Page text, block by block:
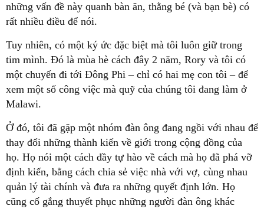
những vấn đề này quanh bàn ăn, thằng bé (và bạn bè) có
rất nhiều điều để nói.
Tuy nhiên, có một ký ức đặc biệt mà tôi luôn giữ trong
tim mình. Đó là mùa hè cách đây 2 năm, Rory và tôi có
một chuyến đi tới Đông Phi – chỉ có hai mẹ con tôi – để
xem một số công việc mà quỹ của chúng tôi đang làm ở
Malawi.
Ở đó, tôi đã gặp một nhóm đàn ông đang ngồi với nhau để
thay đổi những thành kiến về giới trong cộng đồng của
họ. Họ nói một cách đầy tự hào về cách mà họ đã phá vỡ
định kiến, bằng cách chia sẻ việc nhà với vợ, cùng nhau
quản lý tài chính và đưa ra những quyết định lớn. Họ
cũng cố gắng thuyết phục những người đàn ông khác